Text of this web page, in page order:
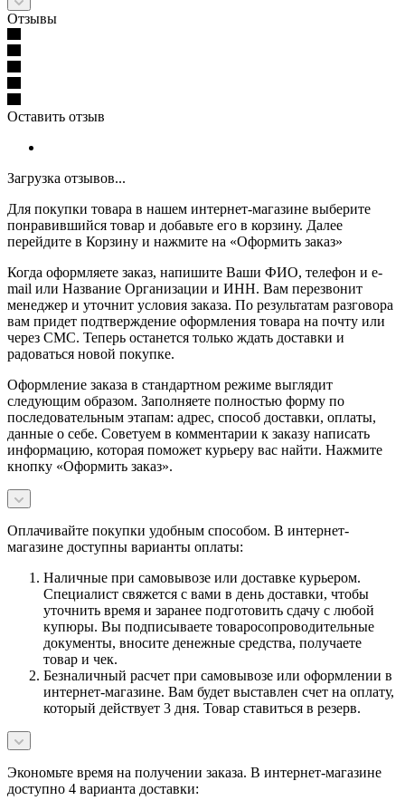
Отзывы
Оставить отзыв
Загрузка отзывов...
Для покупки товара в нашем интернет-магазине выберите
понравившийся товар и добавьте его в корзину. Далее
перейдите в Корзину и нажмите на «Оформить заказ»
Когда оформляете заказ, напишите Ваши ФИО, телефон и e-
mail или Название Организации и ИНН. Вам перезвонит
менеджер и уточнит условия заказа. По результатам разговора
вам придет подтверждение оформления товара на почту или
через СМС. Теперь останется только ждать доставки и
радоваться новой покупке.
Оформление заказа в стандартном режиме выглядит
следующим образом. Заполняете полностью форму по
последовательным этапам: адрес, способ доставки, оплаты,
данные о себе. Советуем в комментарии к заказу написать
информацию, которая поможет курьеру вас найти. Нажмите
кнопку «Оформить заказ».
Оплачивайте покупки удобным способом. В интернет-
магазине доступны варианты оплаты:
Наличные при самовывозе или доставке курьером.
Специалист свяжется с вами в день доставки, чтобы
уточнить время и заранее подготовить сдачу с любой
купюры. Вы подписываете товаросопроводительные
документы, вносите денежные средства, получаете
товар и чек.
Безналичный расчет при самовывозе или оформлении в
интернет-магазине. Вам будет выставлен счет на оплату,
который действует 3 дня. Товар ставиться в резерв.
Экономьте время на получении заказа. В интернет-магазине
доступно 4 варианта доставки: